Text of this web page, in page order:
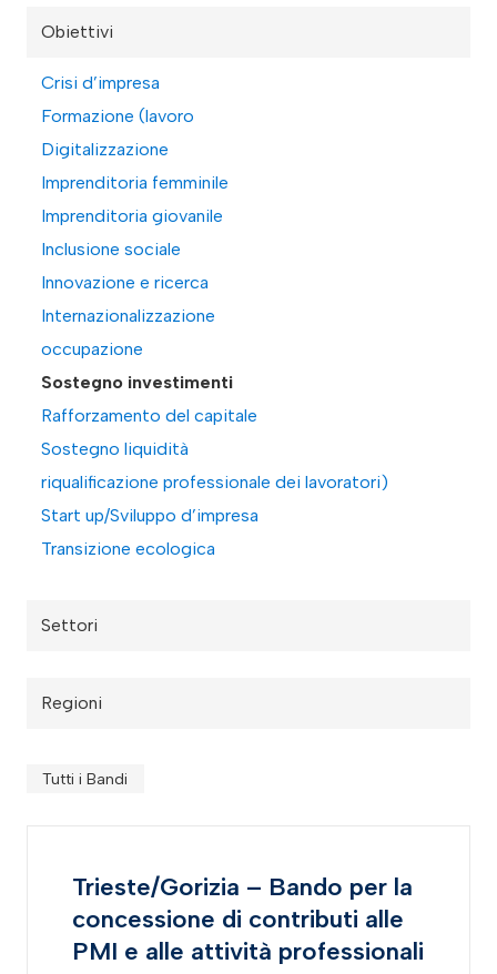
Obiettivi
Crisi d’impresa
Formazione (lavoro
Digitalizzazione
Imprenditoria femminile
Imprenditoria giovanile
Inclusione sociale
Innovazione e ricerca
Internazionalizzazione
occupazione
Sostegno investimenti
Rafforzamento del capitale
Sostegno liquidità
riqualificazione professionale dei lavoratori)
Start up/Sviluppo d’impresa
Transizione ecologica
Settori
Regioni
Tutti i Bandi
Trieste/Gorizia – Bando per la
concessione di contributi alle
PMI e alle attività professionali